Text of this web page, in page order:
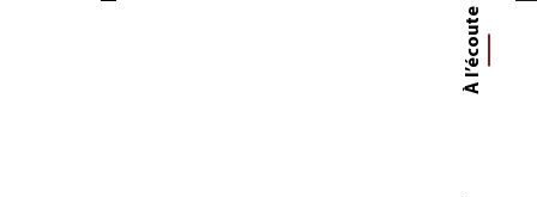
à
l
’
é
c
o
u
t
e